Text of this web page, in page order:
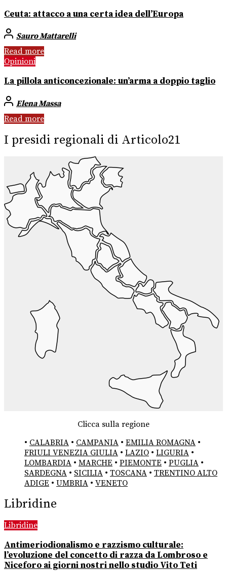
Ceuta: attacco a una certa idea dell’Europa
Sauro Mattarelli
Read more
Opinioni
La pillola anticoncezionale: un’arma a doppio taglio
Elena Massa
Read more
I presidi regionali di Articolo21
Clicca sulla regione
• CALABRIA • CAMPANIA • EMILIA ROMAGNA •
FRIULI VENEZIA GIULIA • LAZIO • LIGURIA •
LOMBARDIA • MARCHE • PIEMONTE • PUGLIA •
SARDEGNA • SICILIA • TOSCANA • TRENTINO ALTO
ADIGE • UMBRIA • VENETO
Libridine
Libridine
Antimeriodionalismo e razzismo culturale:
l’evoluzione del concetto di razza da Lombroso e
Niceforo ai giorni nostri nello studio Vito Teti